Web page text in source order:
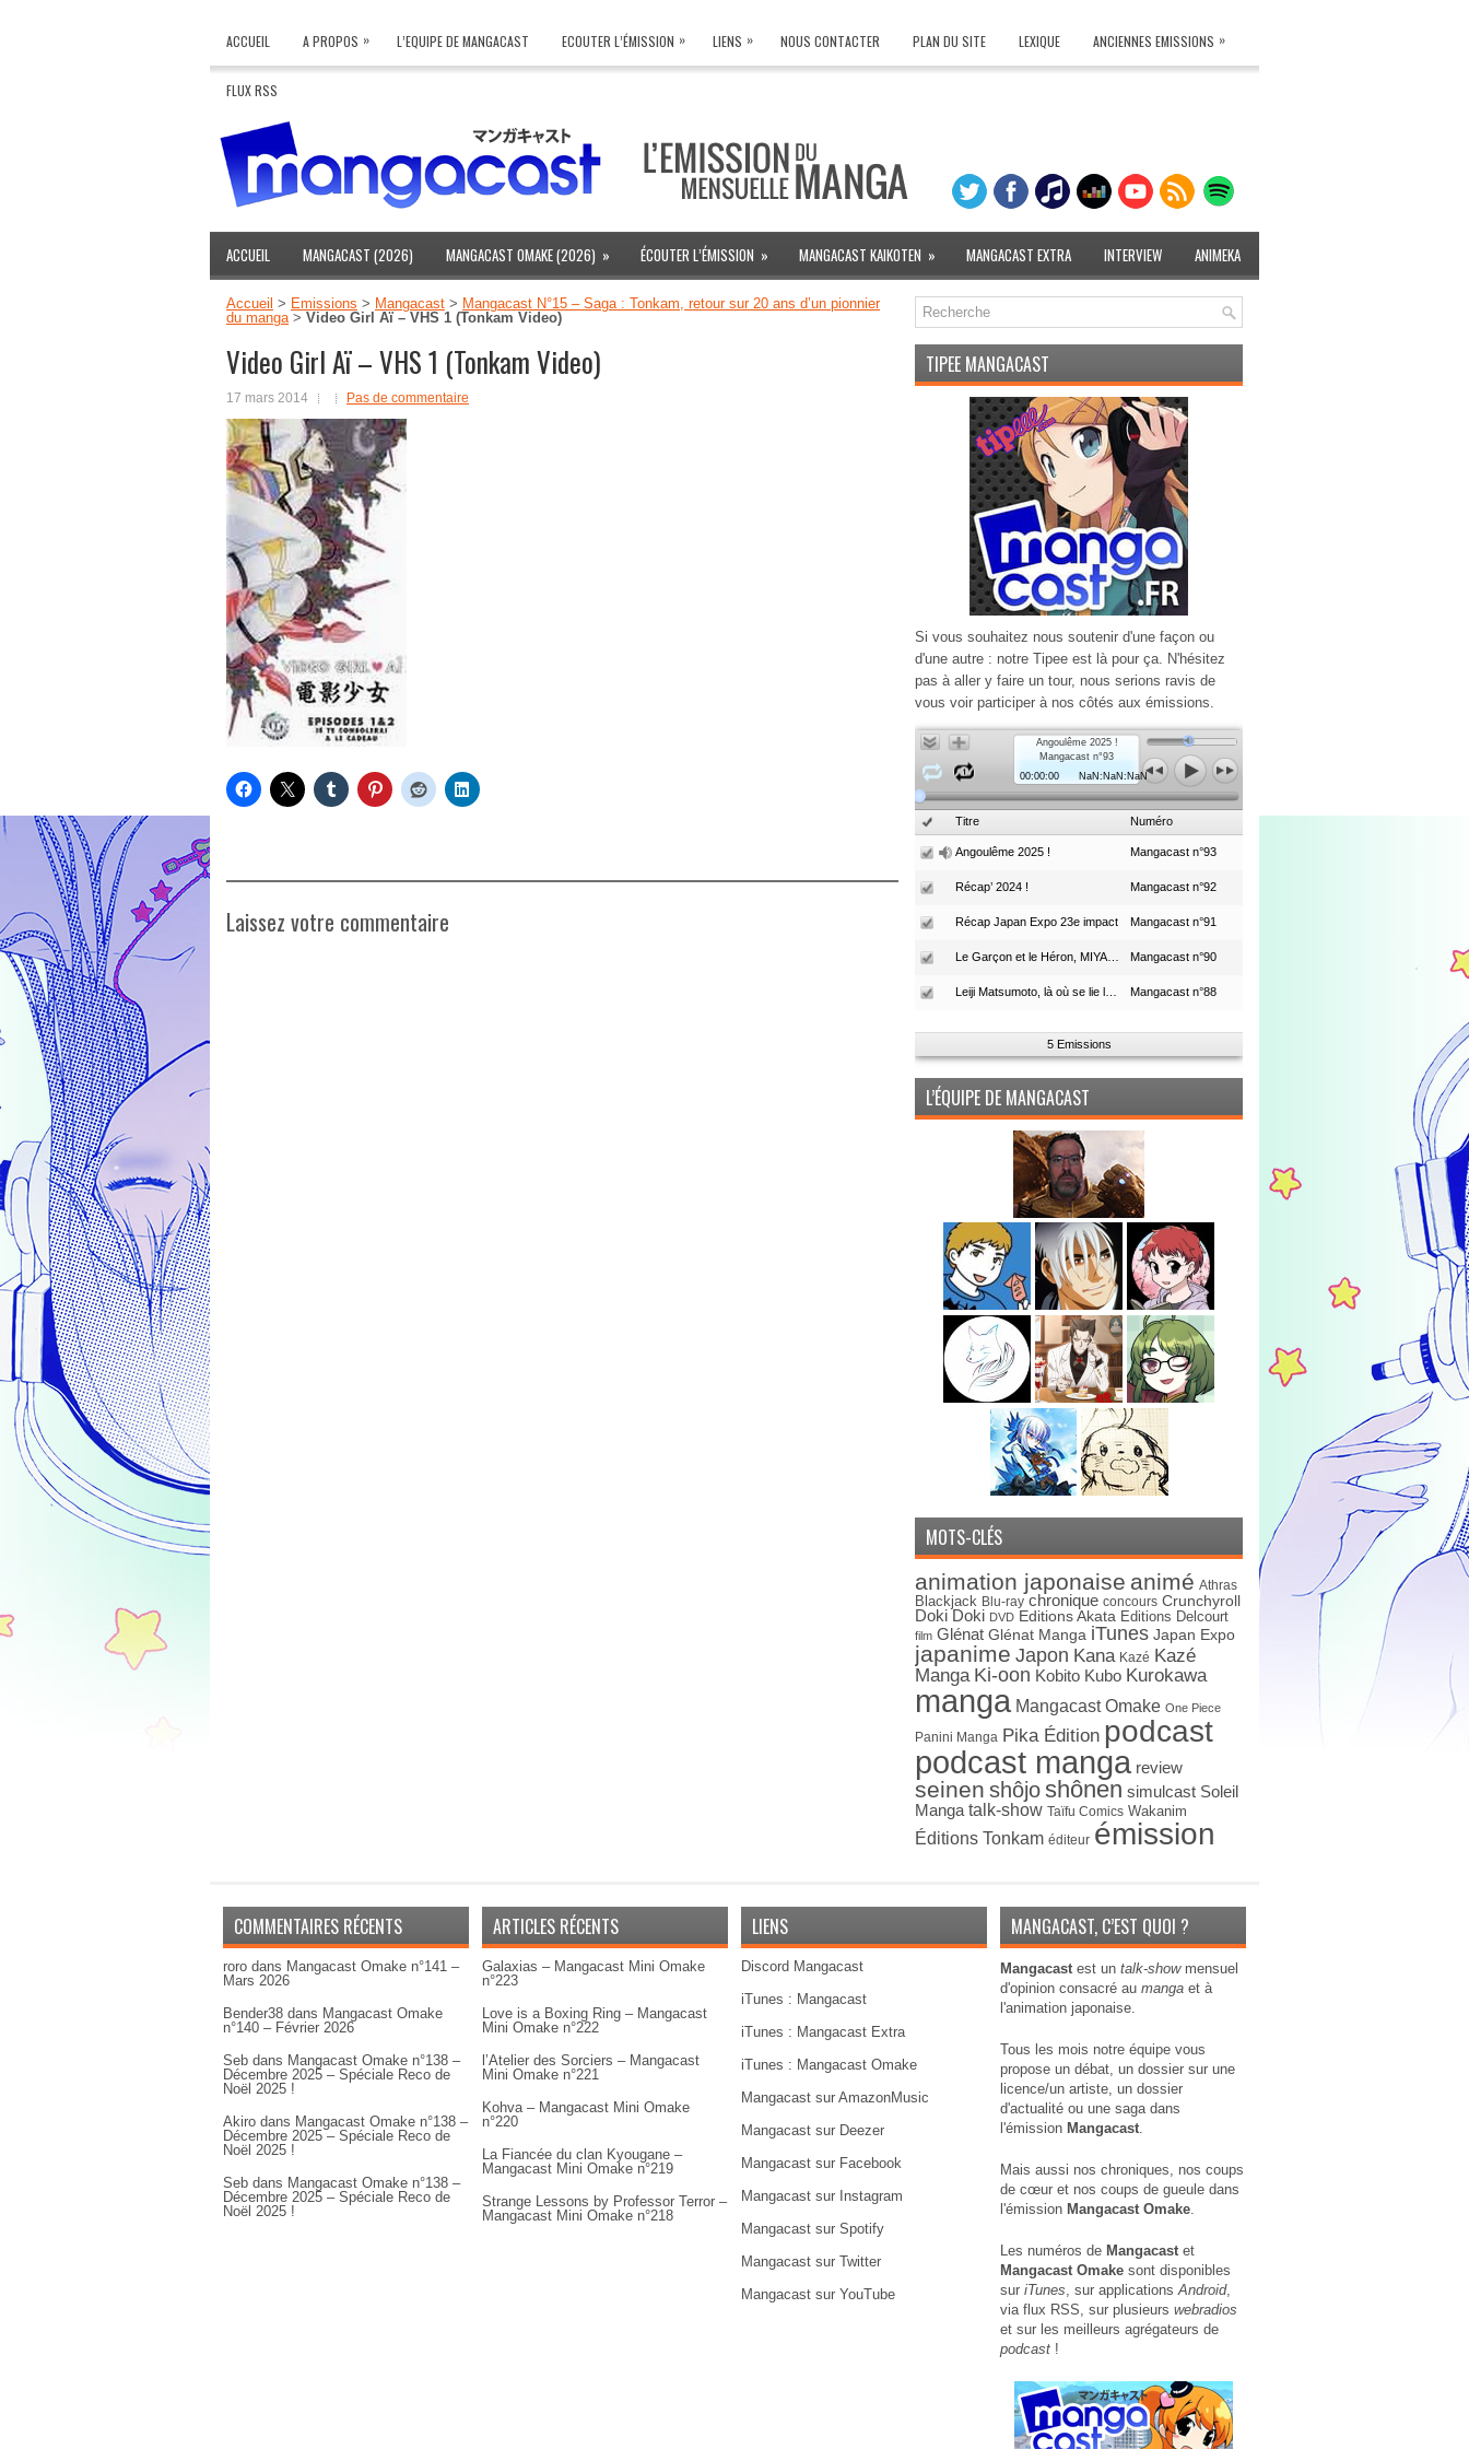
ACCUEIL A PROPOS » L’EQUIPE DE MANGACAST ECOUTER L’ÉMISSION » LIENS » NOUS CONTACTER PLAN DU SITE LEXIQUE ANCIENNES EMISSIONS »
FLUX RSS
ACCUEIL MANGACAST (2026) MANGACAST OMAKE (2026) » ÉCOUTER L’ÉMISSION » MANGACAST KAIKOTEN » MANGACAST EXTRA INTERVIEW ANIMEKA
Accueil > Emissions > Mangacast > Mangacast N°15 – Saga : Tonkam, retour sur 20 ans d’un pionnier
du manga> Video Girl Aï – VHS 1 (Tonkam Video)
Video Girl Aï – VHS 1 (Tonkam Video)
17 mars 2014 Pas de commentaire
Laissez votre commentaire
TIPEE MANGACAST
Si vous souhaitez nous soutenir d'une façon ou
d'une autre : notre Tipee est là pour ça. N'hésitez
pas à aller y faire un tour, nous serions ravis de
vous voir participer à nos côtés aux émissions.
Angoulême 2025 !
Mangacast n°93
00:00:00
NaN:NaN:NaN
Titre Numéro
Angoulême 2025 ! Mangacast n°93
Récap’ 2024 ! Mangacast n°92
Récap Japan Expo 23e impact Mangacast n°91
Mangacast n°90
Mangacast n°88
5 Emissions
L’ÉQUIPE DE MANGACAST
MOTS-CLÉS
animation japonaise animé Athras
Blackjack Blu-ray chronique concours Crunchyroll
Doki Doki DVD Editions Akata Editions Delcourt
film Glénat Glénat Manga iTunes Japan Expo
japanime Japon Kana Kazé Kazé
Manga Ki-oon Kobito Kubo Kurokawa
manga Mangacast Omake One Piece
Panini Manga Pika Édition podcast
podcast manga review
seinen shôjoshônen simulcast Soleil
Manga talk-show Taïfu Comics Wakanim
Éditions Tonkam éditeur émission
COMMENTAIRES RÉCENTS
roro dans Mangacast Omake n°141 –
Mars 2026
Bender38 dans Mangacast Omake
n°140 – Février 2026
Seb dans Mangacast Omake n°138 –
Décembre 2025 – Spéciale Reco de
Noël 2025 !
Akiro dans Mangacast Omake n°138 –
Décembre 2025 – Spéciale Reco de
Noël 2025 !
Seb dans Mangacast Omake n°138 –
Décembre 2025 – Spéciale Reco de
Noël 2025 !
ARTICLES RÉCENTS
Galaxias – Mangacast Mini Omake
n°223
Love is a Boxing Ring – Mangacast
Mini Omake n°222
l’Atelier des Sorciers – Mangacast
Mini Omake n°221
Kohva – Mangacast Mini Omake
n°220
La Fiancée du clan Kyougane –
Mangacast Mini Omake n°219
Strange Lessons by Professor Terror –
Mangacast Mini Omake n°218
LIENS
Discord Mangacast
iTunes : Mangacast
iTunes : Mangacast Extra
iTunes : Mangacast Omake
Mangacast sur AmazonMusic
Mangacast sur Deezer
Mangacast sur Facebook
Mangacast sur Instagram
Mangacast sur Spotify
Mangacast sur Twitter
Mangacast sur YouTube
MANGACAST, C’EST QUOI ?
Mangacastest un talk-showmensuel
d'opinion consacré au manga et à
l'animation japonaise.
Tous les mois notre équipe vous
propose un débat, un dossier sur une
licence/un artiste, un dossier
d'actualité ou une saga dans
l'émission Mangacast.
Mais aussi nos chroniques, nos coups
de cœur et nos coups de gueule dans
l'émission Mangacast Omake.
Les numéros de Mangacastet
Mangacast Omake sont disponibles
sur iTunes, sur applicationsAndroid,
via flux RSS, sur plusieurs webradios
et sur les meilleurs agrégateurs de
podcast !